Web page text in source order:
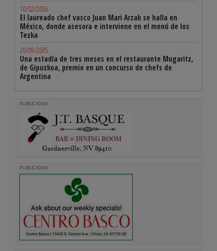
10/02/2006
El laureado chef vasco Juan Mari Arzak se halla en
México, donde asesora e interviene en el menú de los
Tezka
20/09/2005
Una estadía de tres meses en el restaurante Mugaritz,
de Gipuzkoa, premio en un concurso de chefs de
Argentina
PUBLICIDAD
PUBLICIDAD